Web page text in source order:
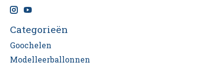
Categorieën
Goochelen
Modelleerballonnen